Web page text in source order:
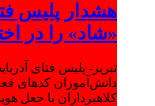
هشدار پلیس
«شاد» را در
تبریز- پلیس فتای
دانش‌آموزان کدهای
کلاهبرداران با جعل